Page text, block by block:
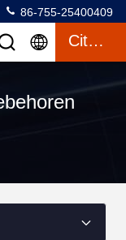
86-755-25400409
Citaat